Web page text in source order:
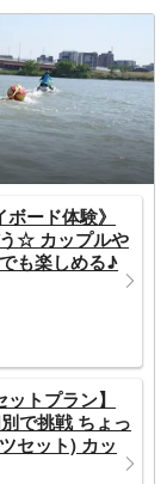
ード体験》
☆ カップルや
も楽しめる♪
トプラン】
で挑戦 ちょっ
セット) カッ
♪